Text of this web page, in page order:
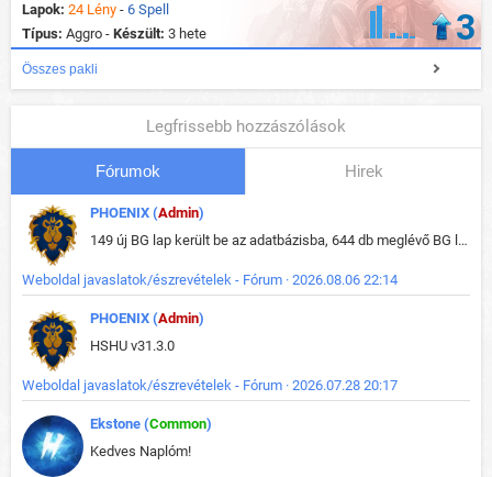
Lapok: 24 Lény - 6 Spell
Típus: Aggro - Készült: 3 hete 3
Összes pakli
Legfrissebb hozzászólások
Fórumok Hirek
PHOENIX (Admin)
149 új BG lap került be az adatbázisba, 644 db meglévő BG lap módosult, bekerültek az új képek a megváltozott lapokhoz is.
Weboldal javaslatok/észrevételek - Fórum · 2026.08.06 22:14
PHOENIX (Admin)
HSHU v31.3.0
Weboldal javaslatok/észrevételek - Fórum · 2026.07.28 20:17
Ekstone (Common)
Kedves Naplóm!